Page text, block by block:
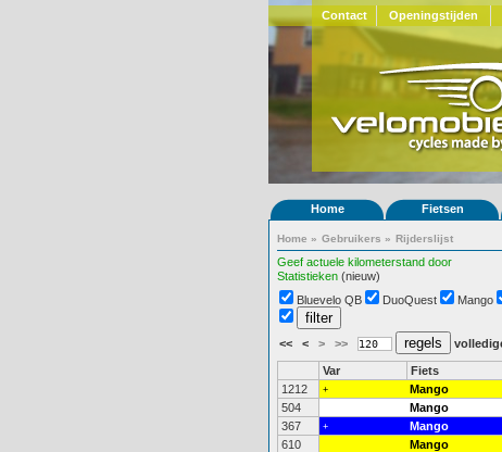
Contact Openingstijden
Home Fietsen
Home » Gebruikers » Rijderslijst
Geef actuele kilometerstand door
Statistieken (nieuw)
Bluevelo QB DuoQuest Mango
<< < > >>
Var Fiets
1212
+ Mango
504
Mango
367
+ Mango
610
Mango